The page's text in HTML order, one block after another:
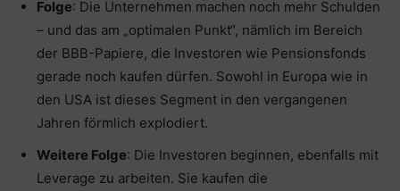
Folge: Die Unternehmen machen noch mehr Schulden
– und das am „optimalen Punkt“, nämlich im Bereich
der BBB-Papiere, die Investoren wie Pensionsfonds
gerade noch kaufen dürfen. Sowohl in Europa wie in
den USA ist dieses Segment in den vergangenen
Jahren förmlich explodiert.
Weitere Folge: Die Investoren beginnen, ebenfalls mit
Leverage zu arbeiten. Sie kaufen die